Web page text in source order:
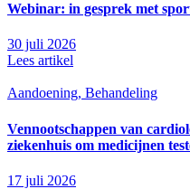
Webinar: in gesprek met
30 juli 2026
Lees artikel
Aandoening, Behandeling
Vennootschappen van
ziekenhuis om medicijnen
17 juli 2026